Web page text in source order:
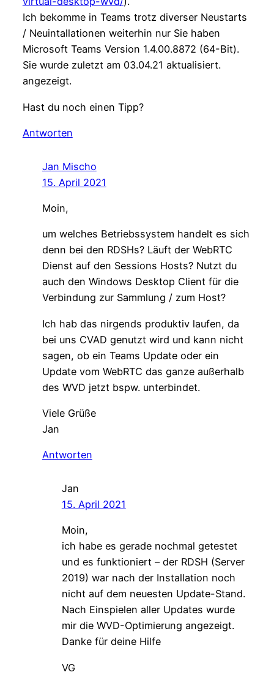
Ich bekomme in Teams trotz diverser Neustarts
/ Neuintallationen weiterhin nur Sie haben
Microsoft Teams Version 1.4.00.8872 (64-Bit).
Sie wurde zuletzt am 03.04.21 aktualisiert.
angezeigt.
Hast du noch einen Tipp?
Antworten
Jan Mischo
15. April 2021
Moin,
um welches Betriebssystem handelt es sich
denn bei den RDSHs? Läuft der WebRTC
Dienst auf den Sessions Hosts? Nutzt du
auch den Windows Desktop Client für die
Verbindung zur Sammlung / zum Host?
Ich hab das nirgends produktiv laufen, da
bei uns CVAD genutzt wird und kann nicht
sagen, ob ein Teams Update oder ein
Update vom WebRTC das ganze außerhalb
des WVD jetzt bspw. unterbindet.
Viele Grüße
Jan
Antworten
Jan
15. April 2021
Moin,
ich habe es gerade nochmal getestet
und es funktioniert – der RDSH (Server
2019) war nach der Installation noch
nicht auf dem neuesten Update-Stand.
Nach Einspielen aller Updates wurde
mir die WVD-Optimierung angezeigt.
Danke für deine Hilfe
VG